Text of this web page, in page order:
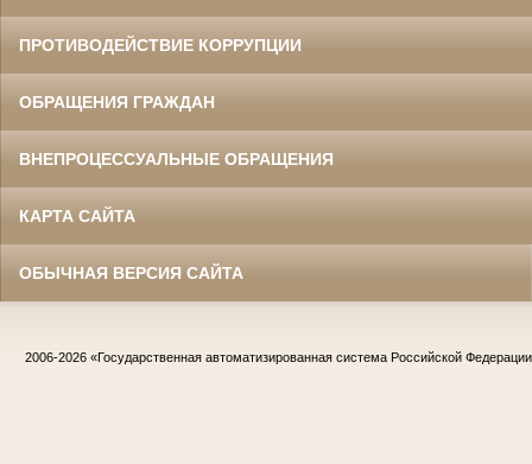
ПРОТИВОДЕЙСТВИЕ КОРРУПЦИИ
ОБРАЩЕНИЯ ГРАЖДАН
ВНЕПРОЦЕССУАЛЬНЫЕ ОБРАЩЕНИЯ
КАРТА САЙТА
ОБЫЧНАЯ ВЕРСИЯ САЙТА
2006-2026 «Государственная автоматизированная система Российской